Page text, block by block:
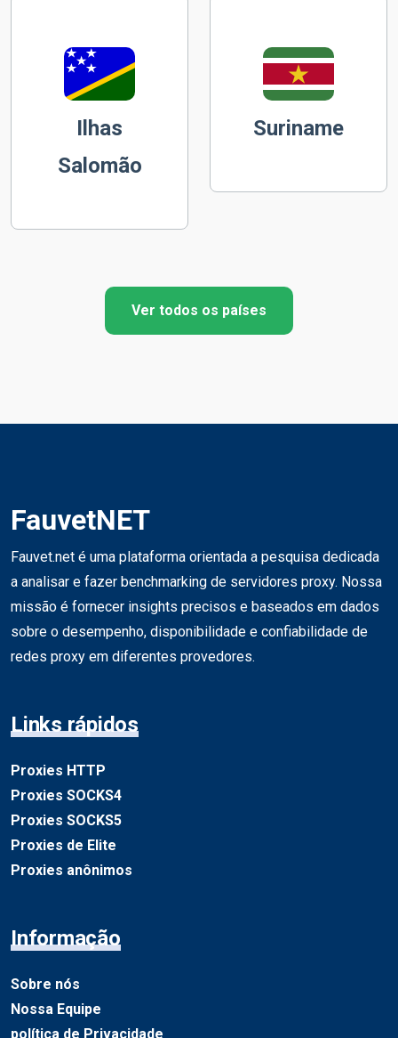
Ilhas
Salomão
Suriname
Ver todos os países
FauvetNET
Fauvet.net é uma plataforma orientada a pesquisa dedicada
a analisar e fazer benchmarking de servidores proxy. Nossa
missão é fornecer insights precisos e baseados em dados
sobre o desempenho, disponibilidade e confiabilidade de
redes proxy em diferentes provedores.
Links rápidos
Proxies HTTP
Proxies SOCKS4
Proxies SOCKS5
Proxies de Elite
Proxies anônimos
Informação
Sobre nós
Nossa Equipe
política de Privacidade